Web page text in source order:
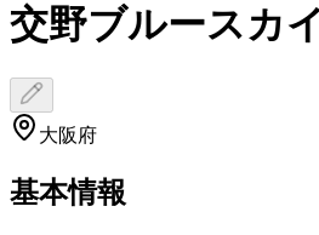
交野ブルースカイ
大阪府
基本情報